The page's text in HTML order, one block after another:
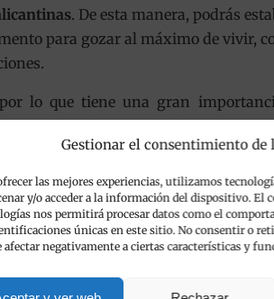
Gestionar el consentimiento de
las mejores experiencias, utilizamos
y/o acceder a la información del dispositivo. El
nos permitirá procesar datos como el
únicas en este sitio. No consentir o
afectar negativamente a ciertas características y
. De esta manera, podrás
para gozar al máximo de vivir,
lo que tiene una gran
de Alicante. Tenlo muy
ofrecemos atención telefónica 24
seleccionar ese tipo de entrega.
nuestro servicio de entrega de
ponerte en contacto con
para resolver sus dudas o para
Cars estamos atentos a todas tus